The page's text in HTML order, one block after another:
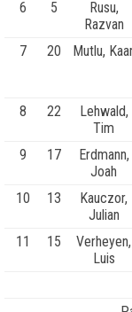
6 5
Rusu,
Razvan
7 20 Mutlu,
8 22
Lehwald,
Tim
9 17
Erdmann,
Joah
10 13
Kauczor,
Julian
11 15
Verheyen,
Luis